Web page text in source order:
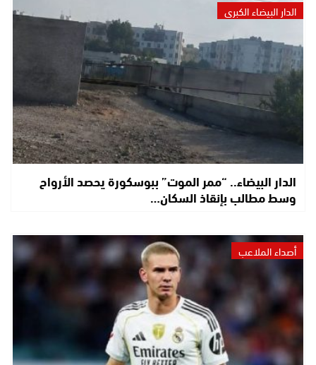
الدار البيضاء الكبرى
الدار البيضاء.. “ممر الموت” ببوسكورة يحصد الأرواح
وسط مطالب بإنقاذ السكان…
أصداء الملاعب